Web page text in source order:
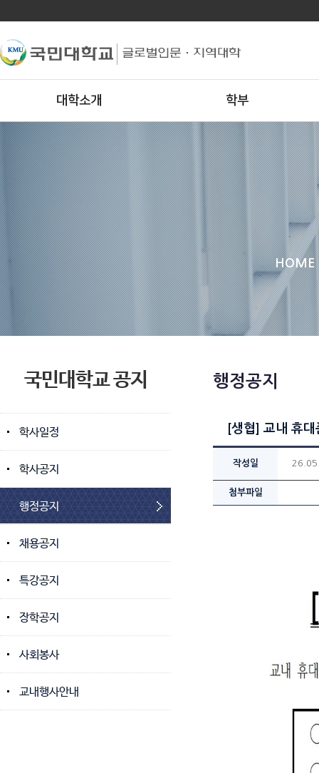
대학소개 학부
HOME
국민대학교 공지
학사일정
학사공지
행정공지
채용공지
특강공지
장학공지
사회봉사
교내행사안내
행정공지
[생협] 교내 휴
작성일
첨부파일